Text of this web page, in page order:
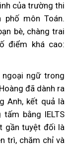
của trường thi
phố môn Toán.
bè, chàng trai
điểm khá cao:
ngữ trong
đã dành ra
Anh, kết quả là
bằng IELTS
gần tuyệt đối là
trì, chăm chỉ và